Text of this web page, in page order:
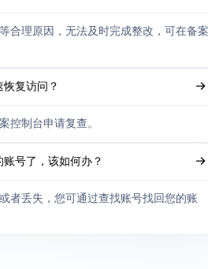
合理原因，无法及时完成整改，可在备案
复访问？
控制台申请复查。
号了，该如何办？
者丢失，您可通过查找账号找回您的账